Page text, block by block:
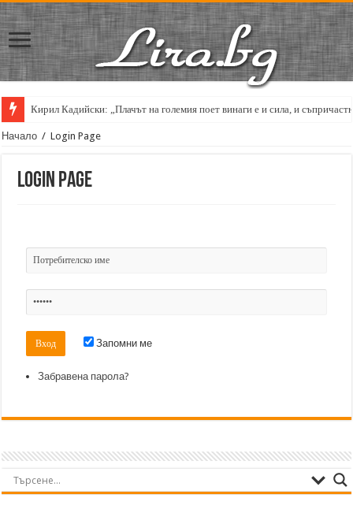
Кирил Кадийски: „Плачът на големия поет винаги е и сила, и
Начало / Login Page
Login Page
Запомни ме
Забравена парола?